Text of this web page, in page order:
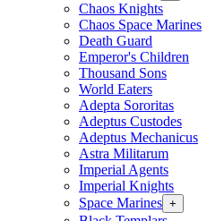
Chaos Knights
Chaos Space Marines
Death Guard
Emperor's Children
Thousand Sons
World Eaters
Adepta Sororitas
Adeptus Custodes
Adeptus Mechanicus
Astra Militarum
Imperial Agents
Imperial Knights
Space Marines +